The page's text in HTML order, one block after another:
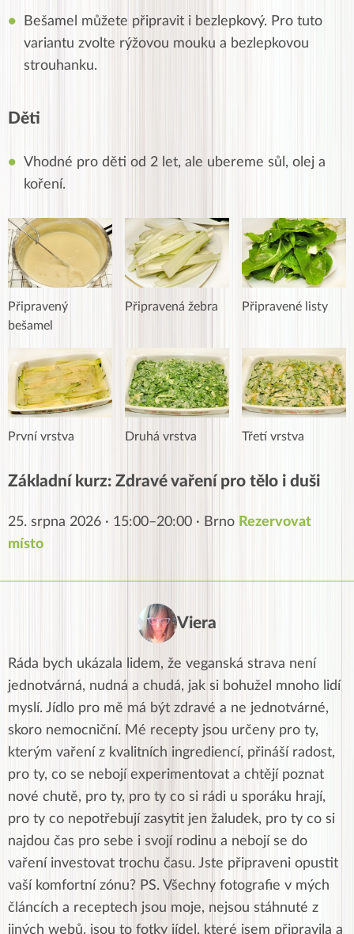
Bešamel můžete připravit i bezlepkový. Pro tuto
variantu zvolte rýžovou mouku a bezlepkovou
strouhanku.
Děti
Vhodné pro děti od 2 let, ale ubereme sůl, olej a
koření.
Připravený
bešamel
Připravená žebra Připravené listy
První vrstva Druhá vrstva Třetí vrstva
Základní kurz: Zdravé vaření pro tělo i duši
25. srpna 2026 · 15:00–20:00 · Brno Rezervovat
místo
Viera
Ráda bych ukázala lidem, že veganská strava není
jednotvárná, nudná a chudá, jak si bohužel mnoho lidí
myslí. Jídlo pro mě má být zdravé a ne jednotvárné,
skoro nemocniční. Mé recepty jsou určeny pro ty,
kterým vaření z kvalitních ingrediencí, přináší radost,
pro ty, co se nebojí experimentovat a chtějí poznat
nové chutě, pro ty, pro ty co si rádi u sporáku hrají,
pro ty co nepotřebují zasytit jen žaludek, pro ty co si
najdou čas pro sebe i svojí rodinu a nebojí se do
vaření investovat trochu času. Jste připraveni opustit
vaší komfortní zónu? PS. Všechny fotografie v mých
článcích a receptech jsou moje, nejsou stáhnuté z
jiných webů, jsou to fotky jídel, které jsem připravila a